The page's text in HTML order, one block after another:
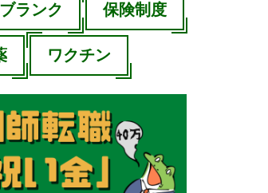
ブランク 保険制度
ワクチン